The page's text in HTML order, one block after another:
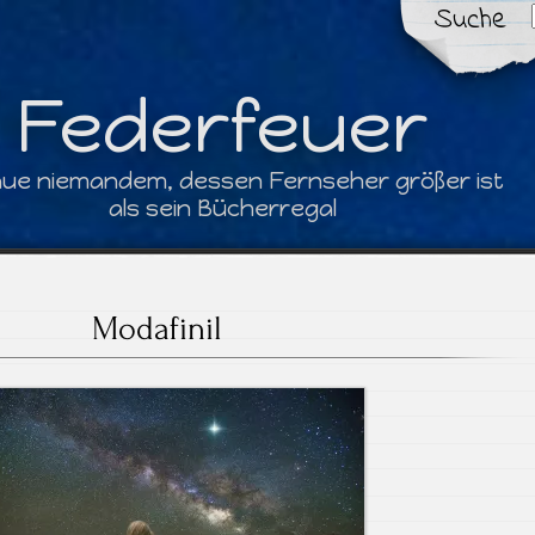
Suche
Federfeuer
niemandem, dessen Fernseher größer ist
als sein Bücherregal
Modafinil